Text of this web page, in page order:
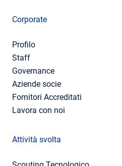
Corporate
Profilo
Staff
Governance
Aziende socie
Fornitori Accreditati
Lavora con noi
Attività svolta